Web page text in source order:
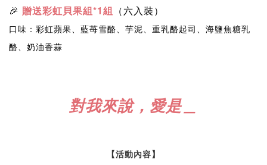
🎉 贈送彩虹貝果組*1組 （六入裝）
口味：彩虹蘋果、藍苺雪酪、芋泥、重乳酪起司、海鹽焦糖乳
酪、奶油香蒜
對我來說，愛是＿
【活動內容】